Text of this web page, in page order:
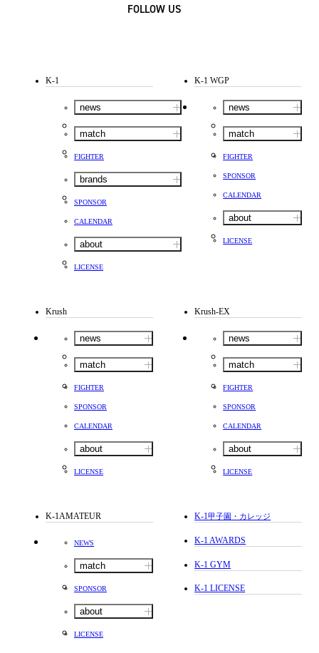
FOLLOW US
K-1
news
match
FIGHTER
brands
SPONSOR
CALENDAR
about
LICENSE
K-1 WGP
news
match
FIGHTER
SPONSOR
CALENDAR
about
LICENSE
Krush
news
match
FIGHTER
SPONSOR
CALENDAR
about
LICENSE
Krush-EX
news
match
FIGHTER
SPONSOR
CALENDAR
about
LICENSE
K-1AMATEUR
NEWS
match
SPONSOR
about
LICENSE
K-1甲子園・カレッジ
K-1 AWARDS
K-1 GYM
K-1 LICENSE